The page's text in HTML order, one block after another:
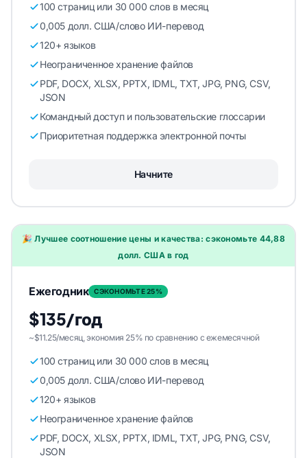
100 страниц или 30 000 слов в месяц
0,005 долл. США/слово ИИ-перевод
120+ языков
Неограниченное хранение файлов
PDF, DOCX, XLSX, PPTX, IDML, TXT, JPG, PNG, CSV,
JSON
Командный доступ и пользовательские глоссарии
Приоритетная поддержка электронной почты
Начните
🎉 Лучшее соотношение цены и качества: сэкономьте 44,88
долл. США в год
Ежегодник СЭКОНОМЬТЕ 25%
$135/год
~$11.25/месяц, экономия 25% по сравнению с ежемесячной
100 страниц или 30 000 слов в месяц
0,005 долл. США/слово ИИ-перевод
120+ языков
Неограниченное хранение файлов
PDF, DOCX, XLSX, PPTX, IDML, TXT, JPG, PNG, CSV,
JSON